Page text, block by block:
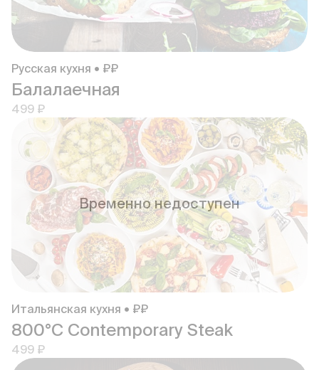
Русская кухня • ₽₽
Балалаечная
499 ₽
Временно недоступен
Итальянская кухня • ₽₽
800°С Contemporary Steak
499 ₽